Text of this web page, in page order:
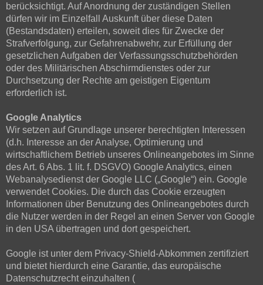
berücksichtigt. Auf Anordnung der zuständigen Stellen
dürfen wir im Einzelfall Auskunft über diese Daten
(Bestandsdaten) erteilen, soweit dies für Zwecke der
Strafverfolgung, zur Gefahrenabwehr, zur Erfüllung der
gesetzlichen Aufgaben der Verfassungsschutzbehörden
oder des Militärischen Abschirmdienstes oder zur
Durchsetzung der Rechte am geistigen Eigentum
erforderlich ist.
Google Analytics
Wir setzen auf Grundlage unserer berechtigten Interessen
(d.h. Interesse an der Analyse, Optimierung und
wirtschaftlichem Betrieb unseres Onlineangebotes im Sinne
des Art. 6 Abs. 1 lit. f. DSGVO) Google Analytics, einen
Webanalysedienst der Google LLC („Google“) ein. Google
verwendet Cookies. Die durch das Cookie erzeugten
Informationen über Benutzung des Onlineangebotes durch
die Nutzer werden in der Regel an einen Server von Google
in den USA übertragen und dort gespeichert.
Google ist unter dem Privacy-Shield-Abkommen zertifiziert
und bietet hierdurch eine Garantie, das europäische
Datenschutzrecht einzuhalten (